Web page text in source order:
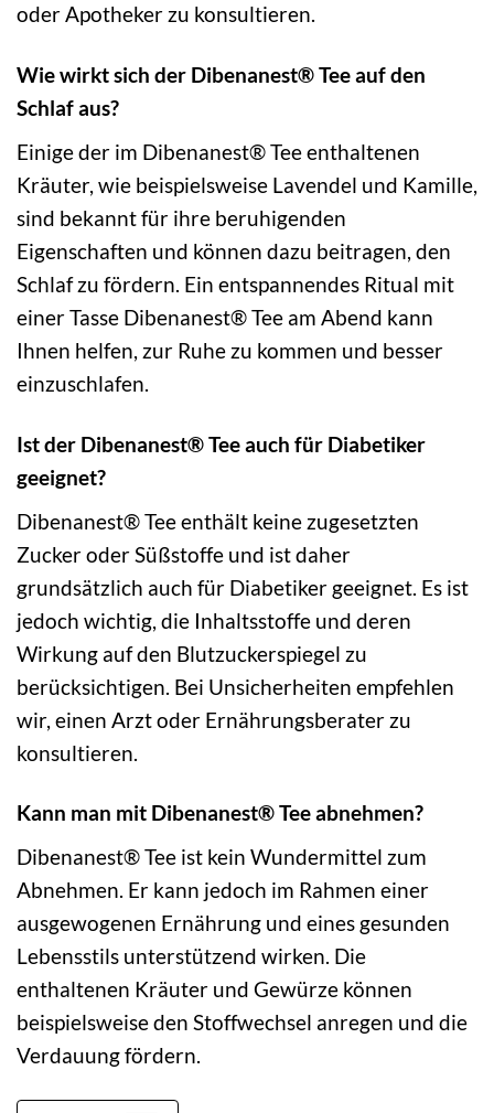
oder Apotheker zu konsultieren.
Wie wirkt sich der Dibenanest® Tee auf den
Schlaf aus?
Einige der im Dibenanest® Tee enthaltenen
Kräuter, wie beispielsweise Lavendel und Kamille,
sind bekannt für ihre beruhigenden
Eigenschaften und können dazu beitragen, den
Schlaf zu fördern. Ein entspannendes Ritual mit
einer Tasse Dibenanest® Tee am Abend kann
Ihnen helfen, zur Ruhe zu kommen und besser
einzuschlafen.
Ist der Dibenanest® Tee auch für Diabetiker
geeignet?
Dibenanest® Tee enthält keine zugesetzten
Zucker oder Süßstoffe und ist daher
grundsätzlich auch für Diabetiker geeignet. Es ist
jedoch wichtig, die Inhaltsstoffe und deren
Wirkung auf den Blutzuckerspiegel zu
berücksichtigen. Bei Unsicherheiten empfehlen
wir, einen Arzt oder Ernährungsberater zu
konsultieren.
Kann man mit Dibenanest® Tee abnehmen?
Dibenanest® Tee ist kein Wundermittel zum
Abnehmen. Er kann jedoch im Rahmen einer
ausgewogenen Ernährung und eines gesunden
Lebensstils unterstützend wirken. Die
enthaltenen Kräuter und Gewürze können
beispielsweise den Stoffwechsel anregen und die
Verdauung fördern.